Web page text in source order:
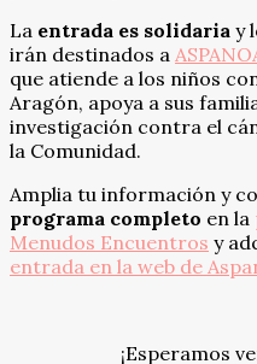
La entrada es solidaria y
irán destinados a
que atiende a los niños
Aragón, apoya a sus
investigación contra el
la Comunidad.
Amplia tu información y
programa completo en la
Menudos Encuentros y
entrada en la web de
¡Esperamos